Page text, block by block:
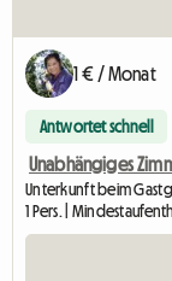
1 € / Monat
Antwortet schnell
Unabhängiges
Unterkunft beim
1 Pers. |